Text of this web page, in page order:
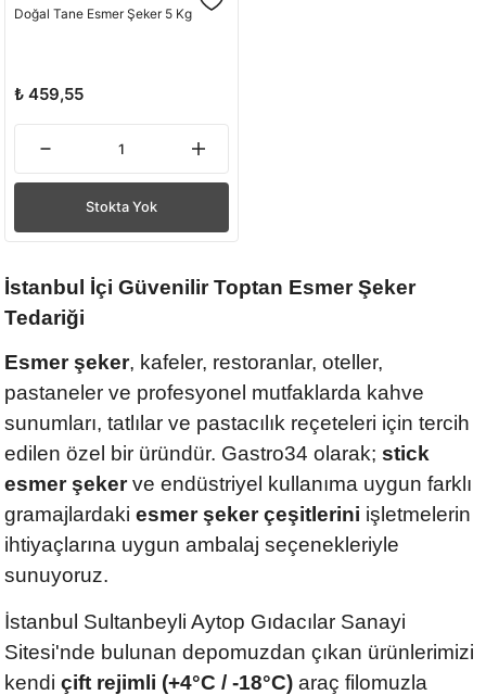
Doğal Tane Esmer Şeker 5 Kg
₺ 459,55
Stokta Yok
İstanbul İçi Güvenilir Toptan Esmer Şeker
Tedariği
Esmer şeker, kafeler, restoranlar, oteller,
pastaneler ve profesyonel mutfaklarda kahve
sunumları, tatlılar ve pastacılık reçeteleri için tercih
edilen özel bir üründür. Gastro34 olarak; stick
esmer şekerve endüstriyel kullanıma uygun farklı
gramajlardaki esmer şeker çeşitlerini işletmelerin
ihtiyaçlarına uygun ambalaj seçenekleriyle
sunuyoruz.
İstanbul Sultanbeyli Aytop Gıdacılar Sanayi
Sitesi'nde bulunan depomuzdan çıkan ürünlerimizi
kendi çift rejimli (+4°C / -18°C) araç filomuzla